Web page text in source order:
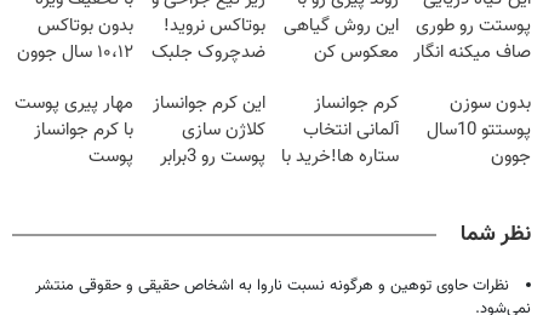
پوستت رو طوری
صاف میکنه انگار
شدی🔥
این روش گیاهی
معکوس کن
بوتاکس نروید!
ضدچروک جلبک
بدون بوتاکس
۱۰،۱۲ سال جوون
بدون سوزن
پوستتو 10سال
جوون
کرم جوانساز
آلمانی انتخاب
ستاره ها!خرید با
این کرم جوانساز
کلاژن سازی
پوست رو 3برابر
مهار پیری پوست
با کرم جوانساز
پوست
نظر شما
نظرات حاوی توهین و هرگونه نسبت ناروا به اشخاص حقیقی و حقوقی منتشر
نمی‌شود.